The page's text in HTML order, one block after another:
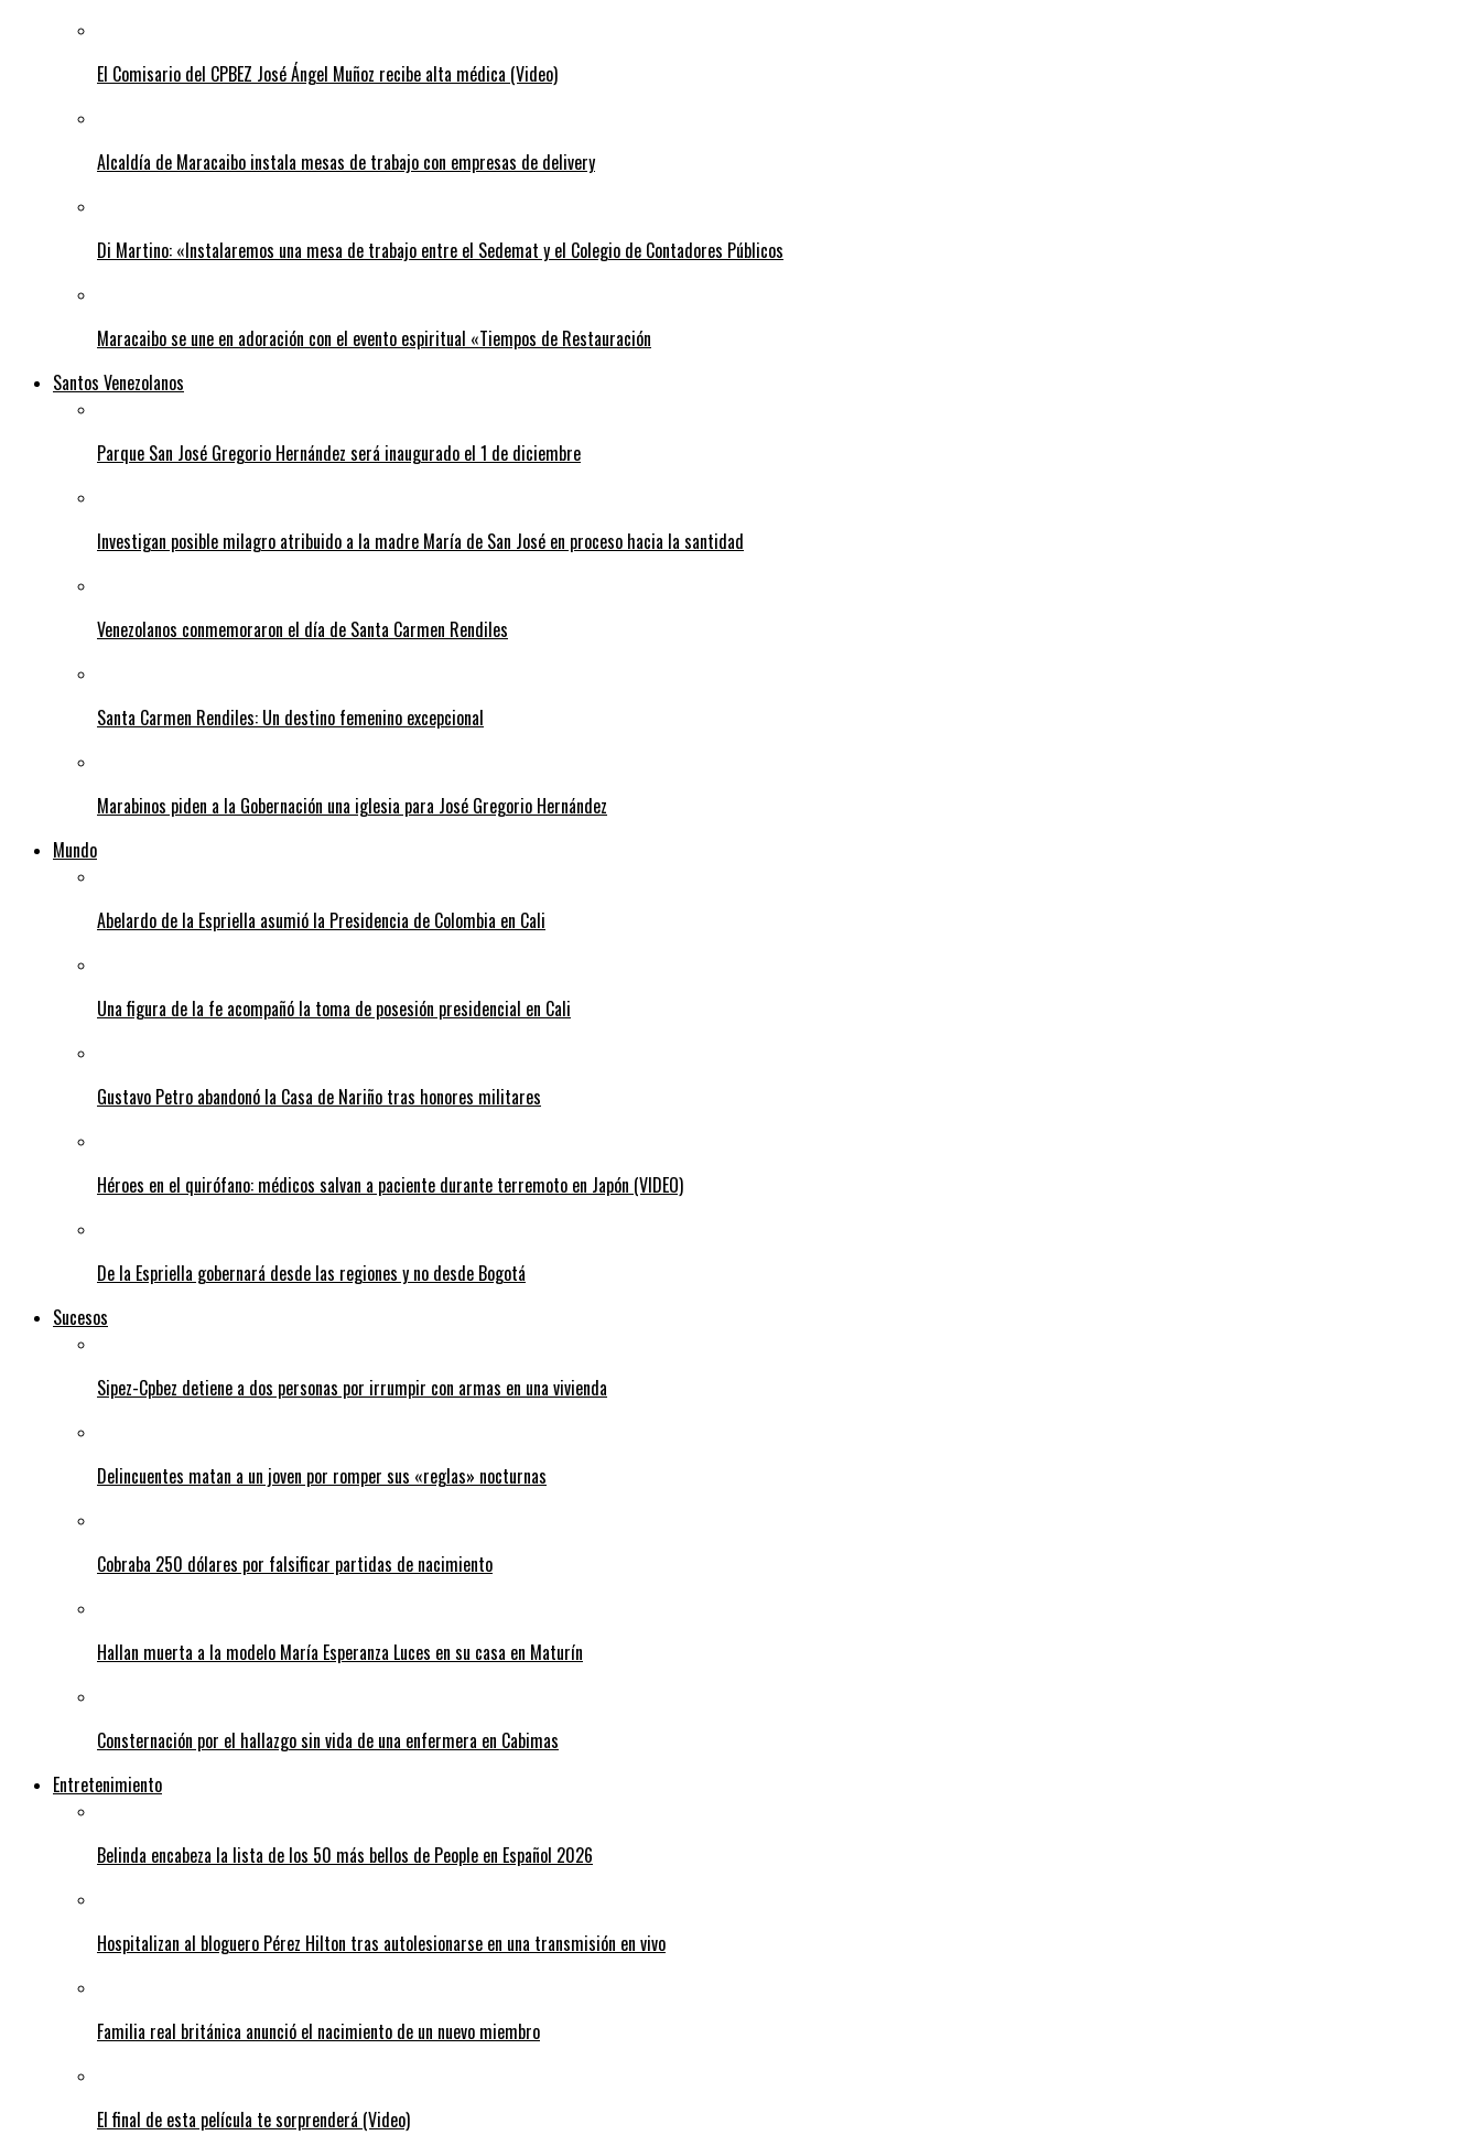
El Comisario del CPBEZ José Ángel Muñoz recibe alta médica (Video)
Alcaldía de Maracaibo instala mesas de trabajo con empresas de delivery
Di Martino: «Instalaremos una mesa de trabajo entre el Sedemat y el Colegio de Contadores Públicos
Maracaibo se une en adoración con el evento espiritual «Tiempos de Restauración
Santos Venezolanos
Parque San José Gregorio Hernández será inaugurado el 1 de diciembre
Investigan posible milagro atribuido a la madre María de San José en proceso hacia la santidad
Venezolanos conmemoraron el día de Santa Carmen Rendiles
Santa Carmen Rendiles: Un destino femenino excepcional
Marabinos piden a la Gobernación una iglesia para José Gregorio Hernández
Mundo
Abelardo de la Espriella asumió la Presidencia de Colombia en Cali
Una figura de la fe acompañó la toma de posesión presidencial en Cali
Gustavo Petro abandonó la Casa de Nariño tras honores militares
Héroes en el quirófano: médicos salvan a paciente durante terremoto en Japón (VIDEO)
De la Espriella gobernará desde las regiones y no desde Bogotá
Sucesos
Sipez-Cpbez detiene a dos personas por irrumpir con armas en una vivienda
Delincuentes matan a un joven por romper sus «reglas» nocturnas
Cobraba 250 dólares por falsificar partidas de nacimiento
Hallan muerta a la modelo María Esperanza Luces en su casa en Maturín
Consternación por el hallazgo sin vida de una enfermera en Cabimas
Entretenimiento
Belinda encabeza la lista de los 50 más bellos de People en Español 2026
Hospitalizan al bloguero Pérez Hilton tras autolesionarse en una transmisión en vivo
Familia real británica anunció el nacimiento de un nuevo miembro
El final de esta película te sorprenderá (Video)